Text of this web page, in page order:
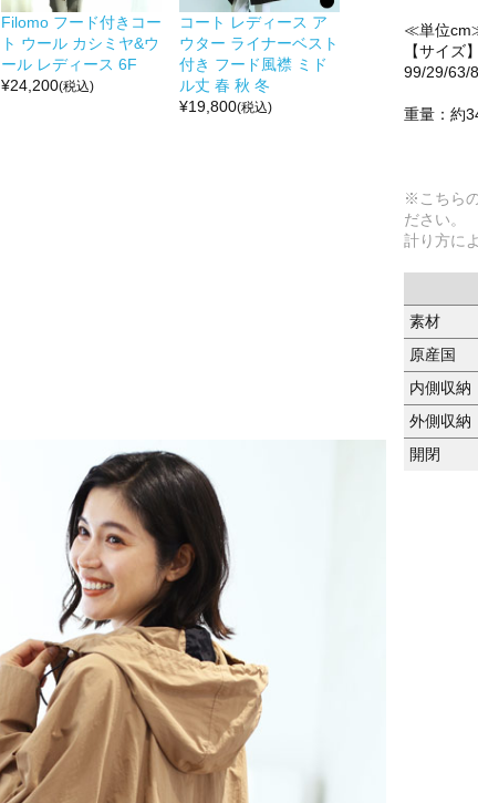
Filomo フード付きコー
ト ウール カシミヤ&ウ
ール レディース 6F
¥24,200(税込)
コート レディース ア
ウター ライナーベスト
付き フード風襟 ミド
ル丈 春 秋 冬
¥19,800(税込)
≪単位
【サイズ
99/29/63/
重量：約
※こちら
ださい。
計り方に
素材
原産国
内側収納
外側収納
開閉